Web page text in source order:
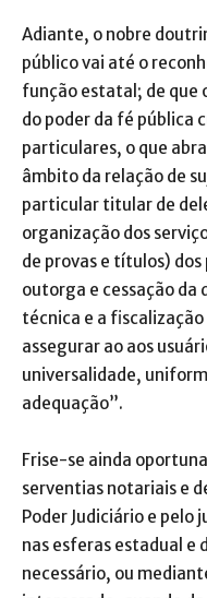
Adiante, o nobre
público vai até o
função estatal; de que
do poder da fé pública
particulares, o que
âmbito da relação de
particular titular de
organização dos
de provas e títulos)
outorga e cessação
técnica e a
assegurar ao aos
universalidade,
adequação”.
Frise-se ainda
serventias notariais e
Poder Judiciário e
nas esferas estadual e
necessário, ou